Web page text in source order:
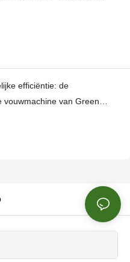
efficiëntie: de
vouwmachine van Green